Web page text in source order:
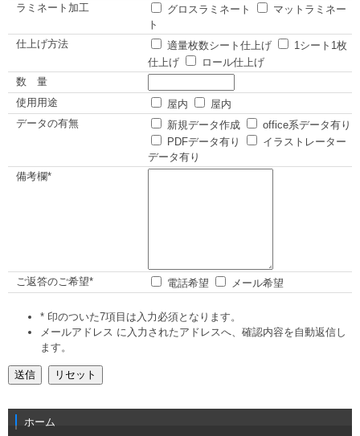
ラミネート加工
グロスラミネート
マットラミネー
ト
仕上げ方法
適量枚数シート仕上げ
1シート1枚
仕上げ
ロール仕上げ
数 量
使用用途
屋内
屋内
データの有無
新規データ作成
office系データ有り
PDFデータ有り
イラストレーター
データ有り
備考欄*
ご返答のご希望* 電話希望 メール希望
* 印のついた7項目は入力必須となります。
メールアドレス に入力されたアドレスへ、確認内容を自動返信し
ます。
ホーム